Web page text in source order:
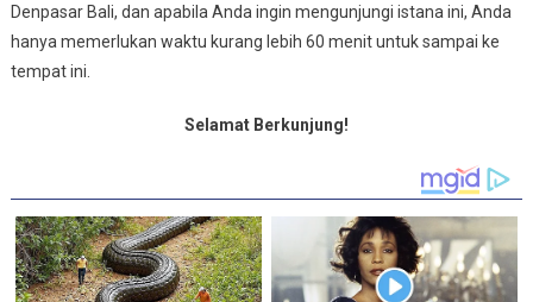
Denpasar Bali, dan apabila Anda ingin mengunjungi istana ini, Anda
hanya memerlukan waktu kurang lebih 60 menit untuk sampai ke
tempat ini.
Selamat Berkunjung!